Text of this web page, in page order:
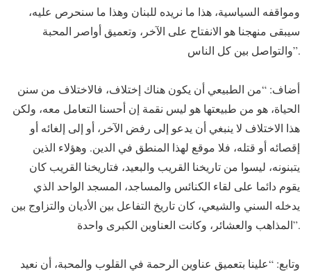
ومواقفه السياسية، هذا ما نريده للبنان وهذا ما سنحرص عليه،
سيبقى منهجنا هو الانفتاح على الآخر، وتعميق أواصر المحبة
والتواصل بين كل الناس”.
أضاف: “من الطبيعي أن يكون هناك إختلاف، فالاختلاف من سنن
الحياة، هو من طبيعتها هو ليس نقمة إن أحسنا التعامل معه، ولكن
هذا الاختلاف لا ينبغي أن يدعو إلى رفض الآخر، أو إلى إلغائه أو
إقصائه أو قتله، فلا موقع لهذا المنطق في الدين. وهؤلاء الذين
يتبنونه، ليسوا من تاريخنا القريب والبعيد، فتاريخنا القريب كان
يقوم دائما على لقاء الكنائس والمساجد، المسجد الواحد الذي
يدخله السني والشيعي، كان تاريخ التفاعل بين الأديان والتزاوج بين
المذاهب والعشائر، وكانت العناوين الكبرى واحدة”.
وتابع: “علينا بتعميق عناوين الرحمة في القلوب والمحبة، أن نعيد